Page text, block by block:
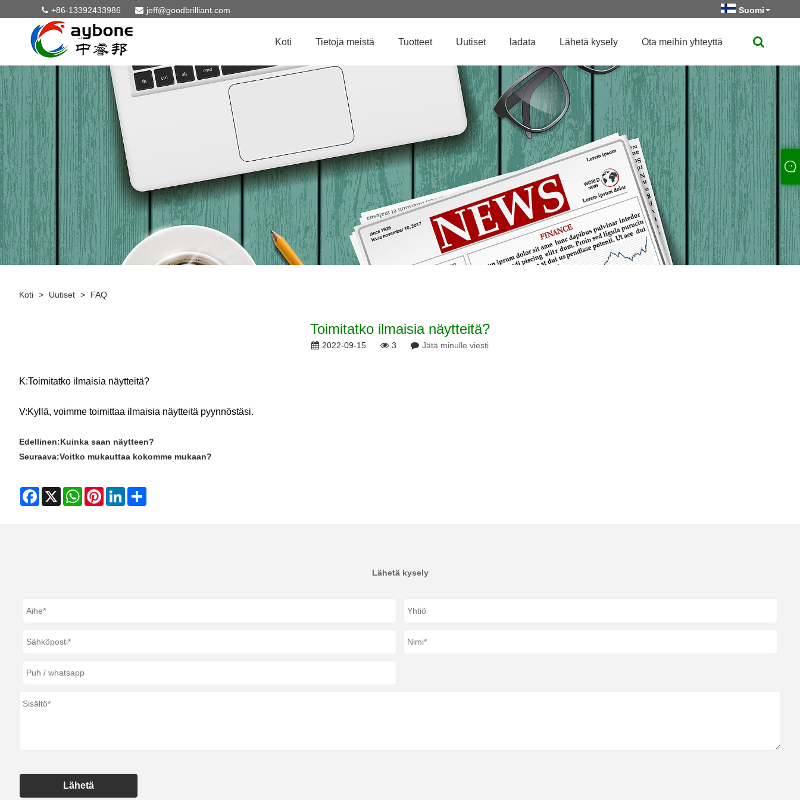
+86-13392433986 jeff@goodbrilliant.com Suomi
Koti Tietoja meistä Tuotteet Uutiset ladata Lähetä kysely Ota meihin yhteyttä
Koti > Uutiset > FAQ
Toimitatko ilmaisia ​​näytteitä?
2022-09-15 3 Jätä minulle viesti
K:Toimitatko ilmaisia ​​näytteitä?
V:Kyllä, voimme toimittaa ilmaisia ​​näytteitä pyynnöstäsi.
Edellinen:Kuinka saan näytteen?
Seuraava:Voitko mukauttaa kokomme mukaan?
Facebook
X WhatsAppPinterestLinkedIn
Lähetä kysely
Lähetä